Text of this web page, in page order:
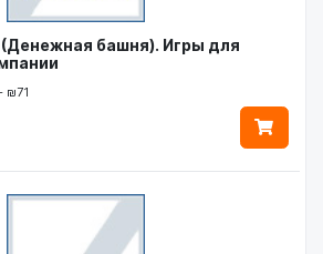
башня). Игры для
₪71